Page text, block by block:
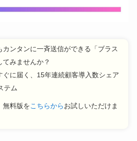
カンタンに一斉送信ができる「ブラス
てみませんか？
ぐに届く、15年連続顧客導入数シェア
テム
無料版をこちらから お試しいただけま